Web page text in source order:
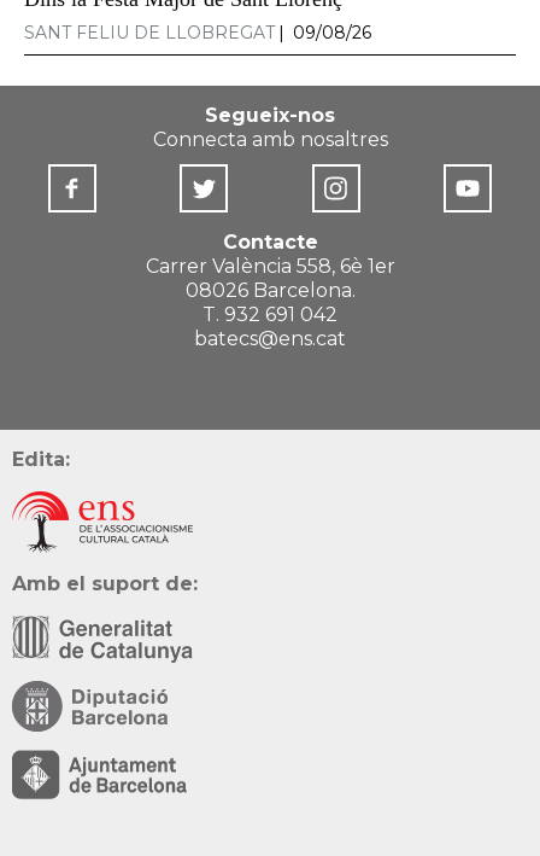
SANT FELIU DE LLOBREGAT 09/08/26
Segueix-nos
Connecta amb nosaltres
Contacte
Carrer València 558, 6è 1er
08026 Barcelona.
T. 932 691 042
batecs@ens.cat
Edita:
Amb el suport de: